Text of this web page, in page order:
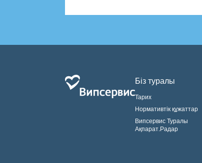
Біз туралы
Тарих
Нормативтік құжаттар
Випсервис Туралы
Ақпарат.Радар